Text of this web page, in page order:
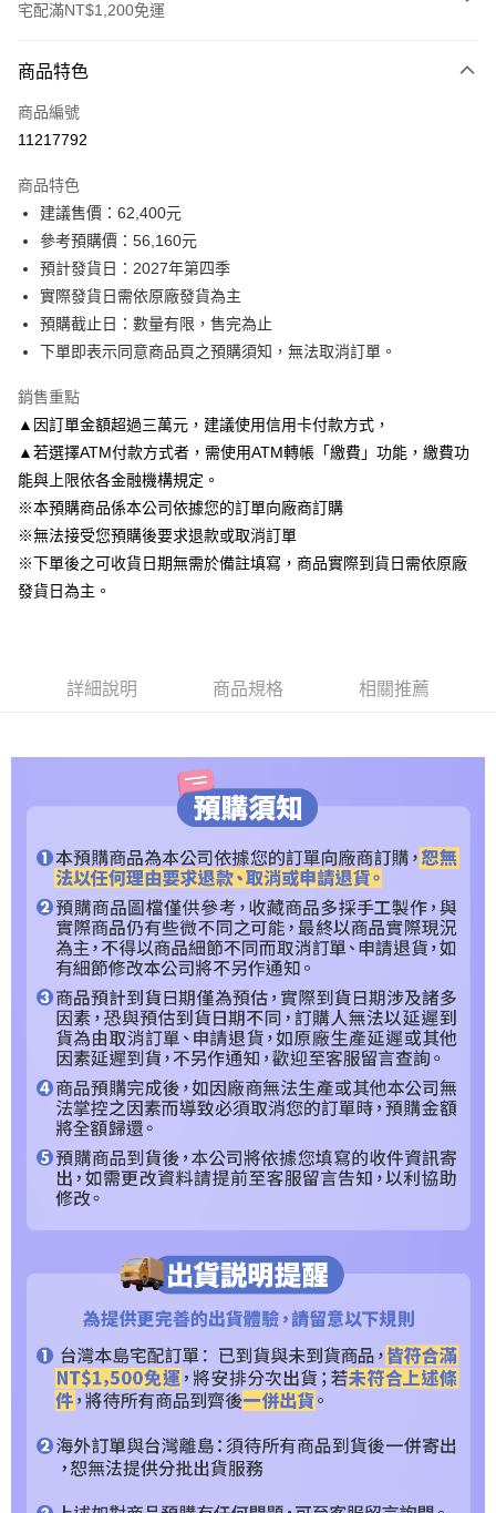
宅配滿NT$1,200免運
信用卡一次付款
信用卡分期付款
玉山商業銀行
6 期 0 利率 每期
LINE Pay
Apple Pay
悠遊付
Google Pay
全盈+PAY
【關於「AFTEE先享後付」】
AFTEE先享後付是「在收到商品之後才付款」的支付方式。 讓您購物簡單
便利好安心！
１．簡單：不需註冊會員、不需綁卡、不需儲值。
２．便利：只要手機號碼，簡訊認證，即可結帳。
３．安心：先確認商品／服務後，再付款。
２．訂單成立數日內，您將收到繳費通知簡訊。
購買商品的店家。未經商家同意取消之訂單仍視為有效，需透過AFTEE先享
※ 交易是否成功請以「AFTEE先享後付 」之結帳頁面顯示為準，若有關於
是否繳費成功／繳費後需取消欲退款等相關疑問，請聯繫「AFTEE先享後付
客戶支援中心」https://netprotections.freshdesk.com/support/home
【注意事項】
１．透過由恩沛科技股份有限公司提供之「AFTEE先享後付」服務完成之交
易，需依本服務之必要範圍內提供個人資料，並將交易相關給付款項請求債
權轉讓予恩沛科技股份有限公司。
２．關於個人資料處理事宜，請瀏覽以下網址：
https://aftee.tw/terms/#terms3
３．未成年的使用者請事先徵得法定代理人或監護人之同意方可使用
「AFTEE先享後付」，若未經同意申辦者引起之損失，本公司不負相關責
４．使用「AFTEE先享後付」時，將依據個別帳號之用戶狀況，依本公司即
時審查核予不同之上限額度；若仍有額度不足之情形，本公司將視審查結果
請求用戶進行身份認證。
５．嚴禁一人註冊多個帳號或使用他人資訊註冊。若發現惡意使用之情形，
恩沛科技股份有限公司將有權停止該用戶之使用額度並採取法律行動。
ATM付款
運送方式
預購專用-宅配
每筆NT$300
商品特色
商品編號
11217792
商品特色
建議售價：62,400元
參考預購價：56,160元
預計發貨日：2027年第四季
實際發貨日需依原廠發貨為主
預購截止日：數量有限，售完為止
下單即表示同意商品頁之預購須知，無法取消訂單。
銷售重點
▲因訂單金額超過三萬元，建議使用信用卡付款方式，
▲若選擇ATM付款方式者，需使用ATM轉帳「繳費」功能，繳費功
能與上限依各金融機構規定。
※本預購商品係本公司依據您的訂單向廠商訂購
※無法接受您預購後要求退款或取消訂單
※下單後之可收貨日期無需於備註填寫，商品實際到貨日需依原廠
發貨日為主。
詳細說明 商品規格 相關推薦